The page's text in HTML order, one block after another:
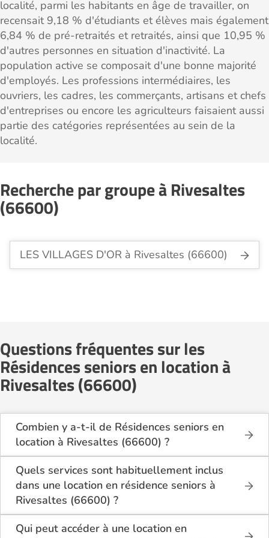
localité, parmi les habitants en âge de travailler, on
recensait 9,18 % d'étudiants et élèves mais également
6,84 % de pré-retraités et retraités, ainsi que 10,95 %
d'autres personnes en situation d'inactivité. La
population active se composait d'une bonne majorité
d'employés. Les professions intermédiaires, les
ouvriers, les cadres, les commerçants, artisans et chefs
d'entreprises ou encore les agriculteurs faisaient aussi
partie des catégories représentées au sein de la
localité.
Recherche par groupe à Rivesaltes
(66600)
LES VILLAGES D'OR à Rivesaltes (66600)
Questions fréquentes sur les
Résidences seniors en location à
Rivesaltes (66600)
Combien y a-t-il de Résidences seniors en
location à Rivesaltes (66600) ?
Sur le site Logement-seniors.com, on recense
actuellement 1 Résidences seniors en location à
Rivesaltes (66600).
Quels services sont habituellement inclus
dans une location en résidence seniors à
Rivesaltes (66600) ?
En location à Rivesaltes (66600), la résidence
seniors inclut généralement : l’entretien des espaces
Qui peut accéder à une location en